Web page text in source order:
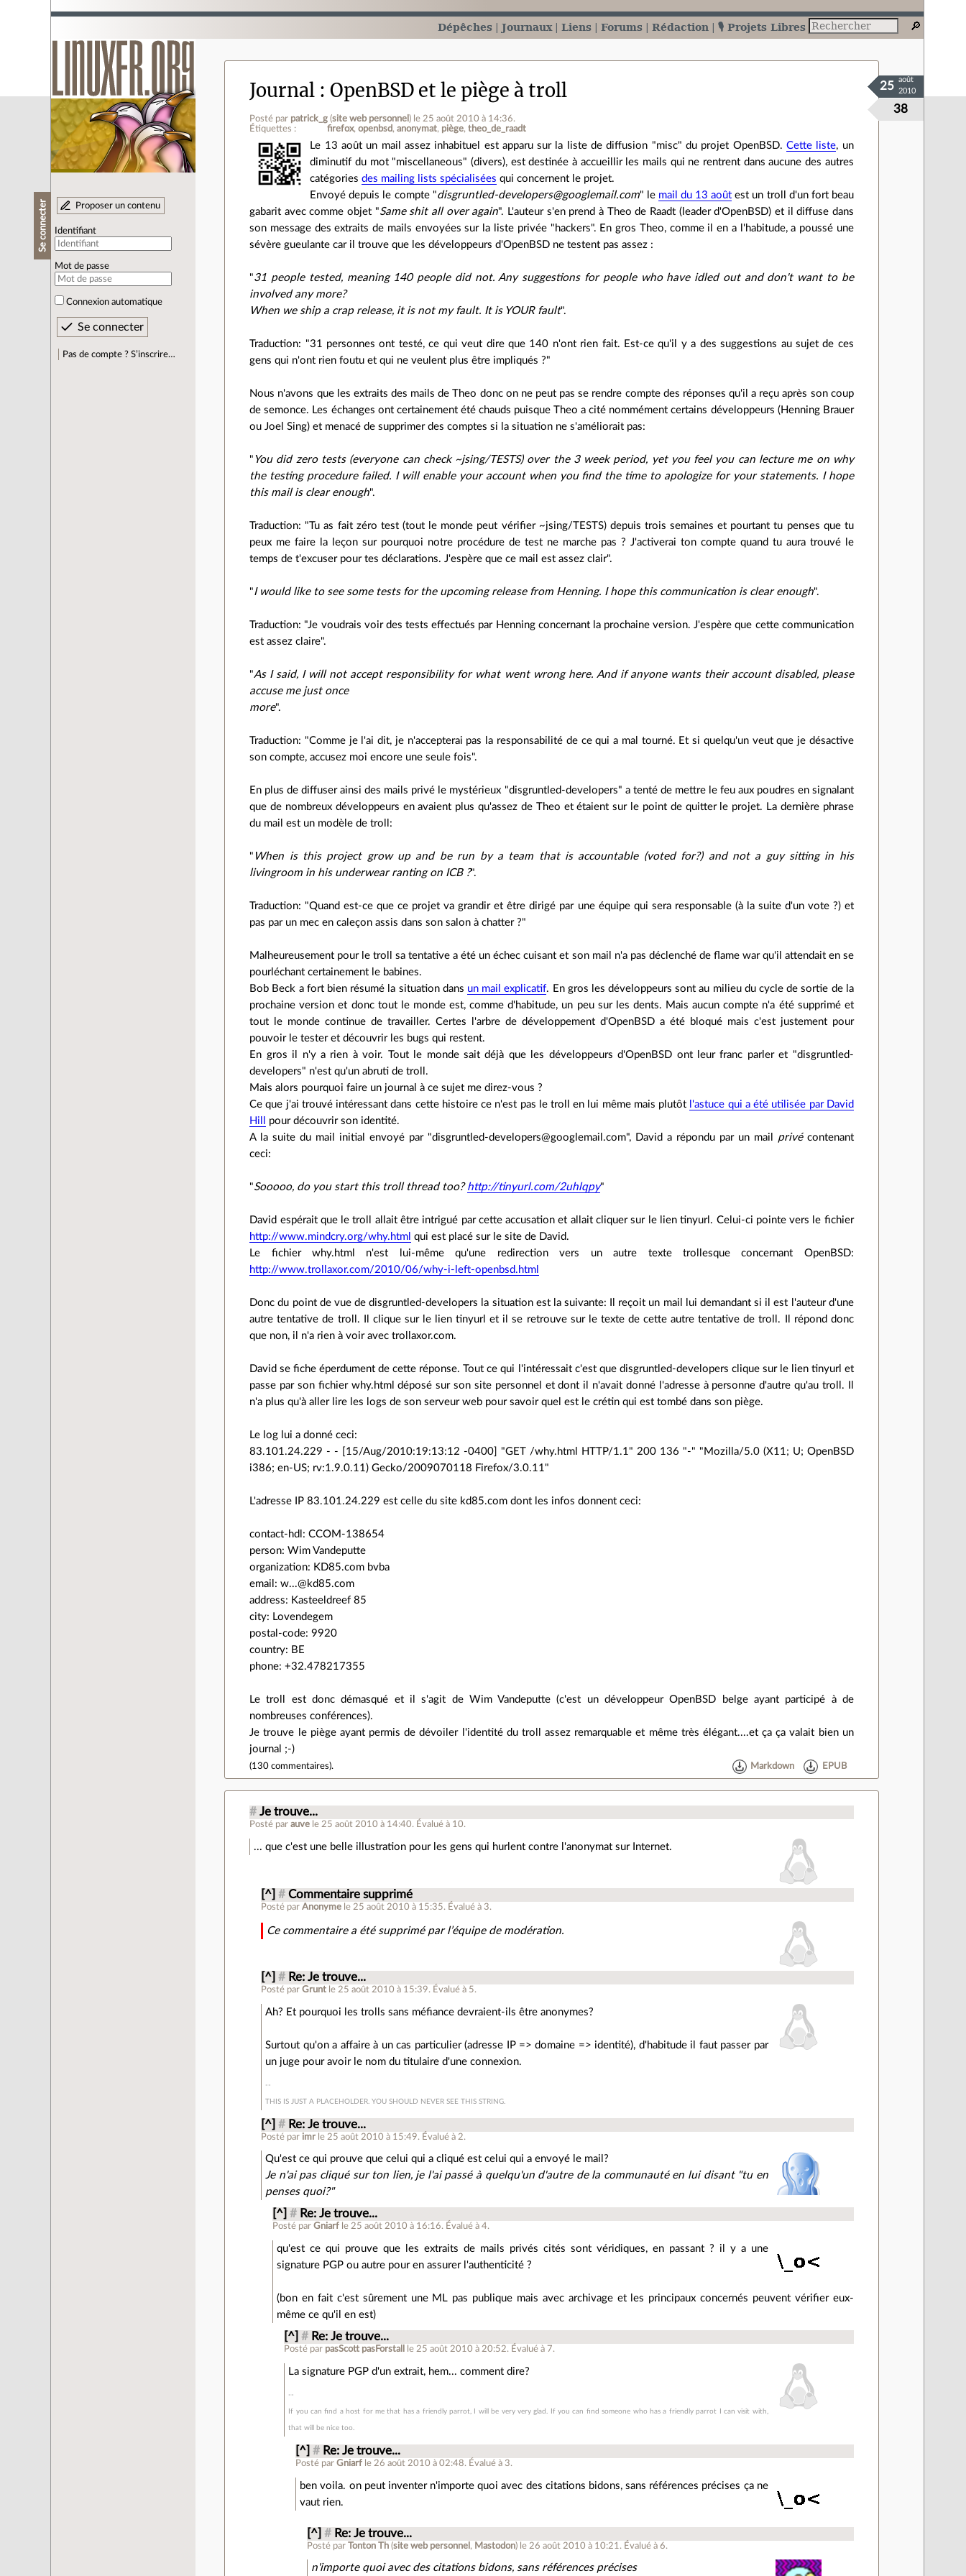
Dépêches Journaux Liens Forums Rédaction 🎙️ Projets Libres
Se connecter Proposer un contenu
Identifiant
Mot de passe
Connexion automatique
Pas de compte ? S’inscrire…
Journal OpenBSD et le piège à troll
Posté par patrick_g (site web personnel ) le 25 août 2010 à 14:36.
Étiquettes :
firefox openbsd anonymat piège theo_de_raadt
38
25
août
2010
Le 13 août un mail assez inhabituel est apparu sur la liste de diffusion "misc" du projet OpenBSD.Cette liste, un
diminutif du mot "miscellaneous" (divers), est destinée à accueillir les mails qui ne rentrent dans aucune des autres
catégoriesdes mailing lists spécialisées qui concernent le projet.
Envoyé depuis le compte "disgruntled-developers@googlemail.com" le mail du 13 août est un troll d'un fort beau
gabarit avec comme objet "Same shit all over again". L'auteur s'en prend à Theo de Raadt (leader d'OpenBSD) et il diffuse dans
son message des extraits de mails envoyées sur la liste privée "hackers". En gros Theo, comme il en a l'habitude, a poussé une
sévère gueulante car il trouve que les développeurs d'OpenBSD ne testent pas assez :
"31 people tested, meaning 140 people did not. Any suggestions for people who have idled out and don't want to be
involved any more?
When we ship a crap release, it is not my fault. It is YOUR fault".
Traduction: "31 personnes ont testé, ce qui veut dire que 140 n'ont rien fait. Est-ce qu'il y a des suggestions au sujet de ces
gens qui n'ont rien foutu et qui ne veulent plus être impliqués ?"
Nous n'avons que les extraits des mails de Theo donc on ne peut pas se rendre compte des réponses qu'il a reçu après son coup
de semonce. Les échanges ont certainement été chauds puisque Theo a cité nommément certains développeurs (Henning Brauer
ou Joel Sing) et menacé de supprimer des comptes si la situation ne s'améliorait pas:
" You did zero tests (everyone can check ~jsing/TESTS) over the 3 week period, yet you feel you can lecture me on why
the testing procedure failed. I will enable your account when you find the time to apologize for your statements. I hope
this mail is clear enough".
Traduction: "Tu as fait zéro test (tout le monde peut vérifier ~jsing/TESTS) depuis trois semaines et pourtant tu penses que tu
peux me faire la leçon sur pourquoi notre procédure de test ne marche pas ? J'activerai ton compte quand tu aura trouvé le
temps de t'excuser pour tes déclarations. J'espère que ce mail est assez clair".
"I would like to see some tests for the upcoming release from Henning. I hope this communication is clear enough".
Traduction: "Je voudrais voir des tests effectués par Henning concernant la prochaine version. J'espère que cette communication
est assez claire".
"As I said, I will not accept responsibility for what went wrong here. And if anyone wants their account disabled, please
accuse me just once
more".
Traduction: "Comme je l'ai dit, je n'accepterai pas la responsabilité de ce qui a mal tourné. Et si quelqu'un veut que je désactive
son compte, accusez moi encore une seule fois".
En plus de diffuser ainsi des mails privé le mystérieux "disgruntled-developers" a tenté de mettre le feu aux poudres en signalant
que de nombreux développeurs en avaient plus qu'assez de Theo et étaient sur le point de quitter le projet. La dernière phrase
du mail est un modèle de troll:
" When is this project grow up and be run by a team that is accountable (voted for?) and not a guy sitting in his
livingroom in his underwear ranting on ICB ?".
Traduction: "Quand est-ce que ce projet va grandir et être dirigé par une équipe qui sera responsable (à la suite d'un vote ?) et
pas par un mec en caleçon assis dans son salon à chatter ?"
Malheureusement pour le troll sa tentative a été un échec cuisant et son mail n'a pas déclenché de flame war qu'il attendait en se
pourléchant certainement le babines.
Bob Beck a fort bien résumé la situation dans un mail explicatif. En gros les développeurs sont au milieu du cycle de sortie de la
prochaine version et donc tout le monde est, comme d'habitude, un peu sur les dents. Mais aucun compte n'a été supprimé et
tout le monde continue de travailler. Certes l'arbre de développement d'OpenBSD a été bloqué mais c'est justement pour
pouvoir le tester et découvrir les bugs qui restent.
En gros il n'y a rien à voir. Tout le monde saitdéjà que les développeurs d'OpenBSD ont leur franc parler et "disgruntled-
developers" n'est qu'un abruti de troll.
Mais alors pourquoi faire un journal à ce sujet me direz-vous ?
Ce que j'ai trouvé intéressant dans cette histoire ce n'est pas le troll en lui même mais plutôt l'astuce qui a été utilisée par David
Hill
pour découvrir son identité.
A la suite du mail initial envoyé par "disgruntled-developers@googlemail.com", David a répondu par un mail privécontenant
ceci:
"Sooooo, do you start this troll thread too? http://tinyurl.com/2uhlqpy"
David espérait que le troll allait être intrigué par cette accusation et allait cliquer sur le lien tinyurl. Celui-ci pointe vers le fichier
http://www.mindcry.org/why.html qui est placé sur le site de David.
Le fichier why.html n'est lui-même qu'une redirection vers un autre texte trollesque concernant OpenBSD:
http://www.trollaxor.com/2010/06/why-i-left-openbsd.html
Donc du point de vue de disgruntled-developers la situation est la suivante: Il reçoit un mail lui demandant si il est l'auteur d'une
autre tentative de troll. Il clique sur le lien tinyurl et il se retrouve sur le texte de cette autre tentative de troll. Il répond donc
que non, il n'a rien à voir avec trollaxor.com.
David se fiche éperdument de cette réponse. Tout ce qui l'intéressait c'est que disgruntled-developers clique sur le lien tinyurl et
passe par son fichier why.html déposé sur son site personnel et dont il n'avait donné l'adresse à personne d'autre qu'au troll. Il
n'a plus qu'à aller lire les logs de son serveur web pour savoir quel est le crétin qui est tombé dans son piège.
Le log lui a donné ceci:
83.101.24.229 - - [15/Aug/2010:19:13:12 -0400] "GET /why.html HTTP/1.1" 200 136 "-" "Mozilla/5.0 (X11; U; OpenBSD
i386; en-US; rv:1.9.0.11) Gecko/2009070118 Firefox/3.0.11"
L'adresse IP 83.101.24.229 est celle du site kd85.com dont les infos donnent ceci:
contact-hdl: CCOM-138654
person: Wim Vandeputte
organization: KD85.com bvba
email: w...@kd85.com
address: Kasteeldreef 85
city: Lovendegem
postal-code: 9920
country: BE
phone: +32.478217355
Le troll est donc démasqué et il s'agit de Wim Vandeputte (c'est un développeur OpenBSD belge ayant participé à de
nombreuses conférences).
Je trouve le piège ayant permis de dévoiler l'identité du troll assez remarquable et même très élégant....et ça ça valait bien un
journal ;-)
(130 commentaires). Markdown EPUB
# Je trouve...
Posté parauve le 25 août 2010 à 14:40. Évalué à 10.
... que c'est une belle illustration pour les gens qui hurlent contre l'anonymat sur Internet.
[^] # Commentaire supprimé
Posté parAnonyme le 25 août 2010 à 15:35. Évalué à 3.
Ce commentaire a été supprimé par l’équipe de modération.
[^] # Re: Je trouve...
Posté parGrunt le 25 août 2010 à 15:39. Évalué à 5.
Ah? Et pourquoi les trolls sans méfiance devraient-ils être anonymes?
Surtout qu'on a affaire à un cas particulier (adresse IP => domaine => identité), d'habitude il faut passer par
un juge pour avoir le nom du titulaire d'une connexion.
THIS IS JUST A PLACEHOLDER. YOU SHOULD NEVER SEE THIS STRING.
[^] # Re: Je trouve...
Posté par imr le 25 août 2010 à 15:49. Évalué à 2.
Qu'est ce qui prouve que celui qui a cliqué est celui qui a envoyé le mail?
Je n'ai pas cliqué sur ton lien, je l'ai passé à quelqu'un d'autre de la communauté en lui disant "tu en
penses quoi?"
[^] # Re: Je trouve...
Posté parGniarf le 25 août 2010 à 16:16. Évalué à4.
qu'est ce qui prouve que les extraits de mails privés cités sont véridiques, en passant ? il y a une
signature PGP ou autre pour en assurer l'authenticité ?
(bon en fait c'est sûrement une ML pas publique mais avec archivage et les principaux concernés peuvent vérifier eux-
même ce qu'il en est)
[^] # Re: Je trouve...
Posté par pasScott pasForstall le 25 août 2010 à 20:52. Évalué à7.
La signature PGP d'un extrait, hem... comment dire?
If you can find a host for me that has a friendly parrot, I will be very very glad. If you can find someone who has a friendly parrot I can visit with,
that will be nice too.
[^] # Re: Je trouve...
Posté parGniarf le 26 août 2010 à 02:48. Évalué à 3.
ben voila. on peut inventer n'importe quoi avec des citations bidons, sans références précises ça ne
vaut rien.
[^] # Re: Je trouve...
Posté parTonton Th (site web personnel , Mastodon) le 26 août 2010 à 10:21 . Évalué à6.
n'importe quoi avec des citations bidons, sans références précises